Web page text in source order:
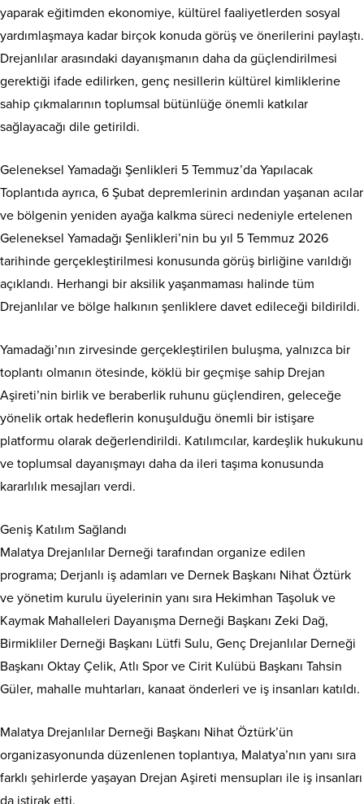
yaparak eğitimden ekonomiye, kültürel faaliyetlerden sosyal
yardımlaşmaya kadar birçok konuda görüş ve önerilerini paylaştı.
Drejanlılar arasındaki dayanışmanın daha da güçlendirilmesi
gerektiği ifade edilirken, genç nesillerin kültürel kimliklerine
sahip çıkmalarının toplumsal bütünlüğe önemli katkılar
sağlayacağı dile getirildi.
Geleneksel Yamadağı Şenlikleri 5 Temmuz’da Yapılacak
Toplantıda ayrıca, 6 Şubat depremlerinin ardından yaşanan acılar
ve bölgenin yeniden ayağa kalkma süreci nedeniyle ertelenen
Geleneksel Yamadağı Şenlikleri’nin bu yıl 5 Temmuz 2026
tarihinde gerçekleştirilmesi konusunda görüş birliğine varıldığı
açıklandı. Herhangi bir aksilik yaşanmaması halinde tüm
Drejanlılar ve bölge halkının şenliklere davet edileceği bildirildi.
Yamadağı’nın zirvesinde gerçekleştirilen buluşma, yalnızca bir
toplantı olmanın ötesinde, köklü bir geçmişe sahip Drejan
Aşireti’nin birlik ve beraberlik ruhunu güçlendiren, geleceğe
yönelik ortak hedeflerin konuşulduğu önemli bir istişare
platformu olarak değerlendirildi. Katılımcılar, kardeşlik hukukunu
ve toplumsal dayanışmayı daha da ileri taşıma konusunda
kararlılık mesajları verdi.
Geniş Katılım Sağlandı
Malatya Drejanlılar Derneği tarafından organize edilen
programa; Derjanlı iş adamları ve Dernek Başkanı Nihat Öztürk
ve yönetim kurulu üyelerinin yanı sıra Hekimhan Taşoluk ve
Kaymak Mahalleleri Dayanışma Derneği Başkanı Zeki Dağ,
Birmikliler Derneği Başkanı Lütfi Sulu, Genç Drejanlılar Derneği
Başkanı Oktay Çelik, Atlı Spor ve Cirit Kulübü Başkanı Tahsin
Güler, mahalle muhtarları, kanaat önderleri ve iş insanları katıldı.
Malatya Drejanlılar Derneği Başkanı Nihat Öztürk’ün
organizasyonunda düzenlenen toplantıya, Malatya’nın yanı sıra
farklı şehirlerde yaşayan Drejan Aşireti mensupları ile iş insanları